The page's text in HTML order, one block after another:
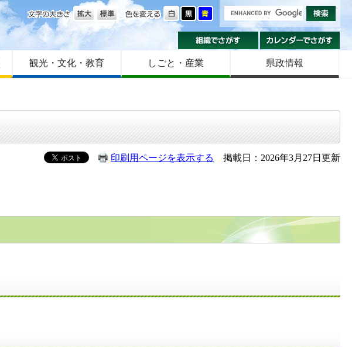
色を変える
文字の大きさ
組織でさがす
観光・文化・教育 しごと・産業 県政情報
印刷用ページを表示する 掲載日：2026年3月27日更新